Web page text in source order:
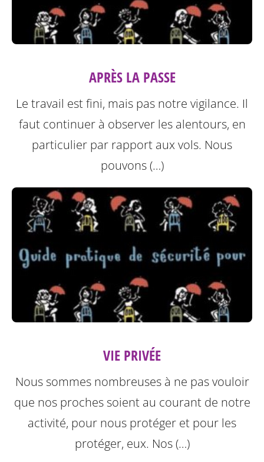
APRÈS LA PASSE
Le travail est fini, mais pas notre vigilance. Il
faut continuer à observer les alentours, en
particulier par rapport aux vols. Nous
pouvons (…)
VIE PRIVÉE
Nous sommes nombreuses à ne pas vouloir
que nos proches soient au courant de notre
activité, pour nous protéger et pour les
protéger, eux. Nos (…)